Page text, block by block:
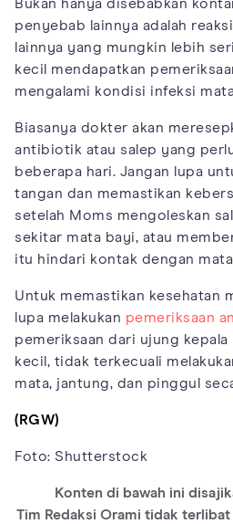
Bukan hanya disebabkan
penyebab lainnya adalah
lainnya yang mungkin lebih
kecil mendapatkan
mengalami kondisi infeksi
Biasanya dokter akan
antibiotik atau salep yang
beberapa hari. Jangan lupa
tangan dan memastikan
setelah Moms mengoleskan
sekitar mata bayi, atau
itu hindari kontak dengan
Untuk memastikan kesehatan
lupa melakukan pemeriksaan
pemeriksaan dari ujung
kecil, tidak terkecuali
mata, jantung, dan pinggul
(RGW)
Foto: Shutterstock
Konten di bawah ini
Tim Redaksi Orami tidak